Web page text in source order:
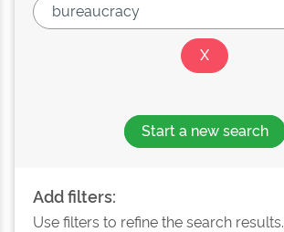
Start a new search
Add filters:
Use filters to refine the search results.